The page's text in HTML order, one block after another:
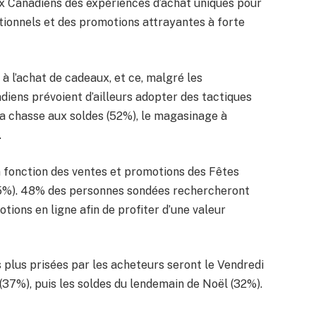
des expériences d’achat uniques pour
et des promotions attrayantes à forte
l’achat de cadeaux, et ce, malgré les
prévoient d’ailleurs adopter des tactiques
aux soldes (52%), le magasinage à
des ventes et promotions des Fêtes
48% des personnes sondées rechercheront
en ligne afin de profiter d’une valeur
prisées par les acheteurs seront le Vendredi
puis les soldes du lendemain de Noël (32%).